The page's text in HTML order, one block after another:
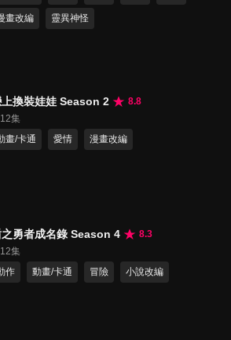
畫改編 靈異神怪
上換裝娃娃 Season 2
8.8
集
畫/卡通
愛情 漫畫改編
之勇者成名錄 Season 4
8.3
集
作
動畫/卡通 冒險 小說改編